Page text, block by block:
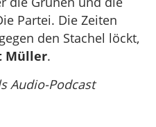
Partei. Die Zeiten
den Stachel löckt,
Müller.
Audio-Podcast